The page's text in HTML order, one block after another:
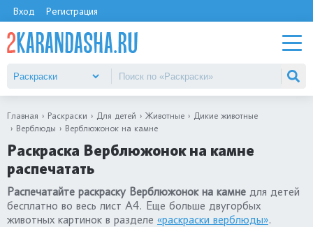
Вход Регистрация
Главная Раскраски Для детей Животные
Дикие животные
Верблюды
Верблюжонок на камне
Раскраска Верблюжонок на камне
распечатать
Распечатайте раскраску Верблюжонок на камне для детей
бесплатно во весь лист А4. Еще больше двугорбых
животных картинок в разделе «раскраски верблюды».